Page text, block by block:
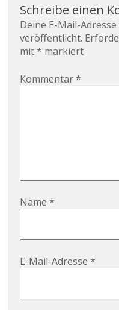
Schreibe einen
Deine E-Mail-
veröffentlicht.
mit* markiert
Kommentar*
Name*
E-Mail-Adresse*